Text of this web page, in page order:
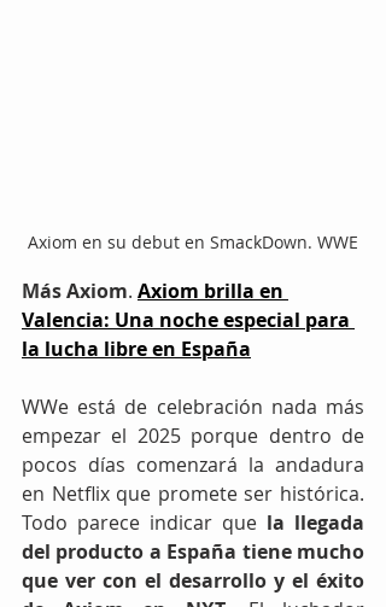
Axiom en su debut en SmackDown. WWE
Más Axiom. Axiom brilla en
Valencia: Una noche especial para
la lucha libre en España
WWe está de celebración nada más
empezar el 2025 porque dentro de
pocos días comenzará la andadura
en Netflix que promete ser histórica.
Todo parece indicar que la llegada
del producto a España tiene mucho
que ver con el desarrollo y el éxito